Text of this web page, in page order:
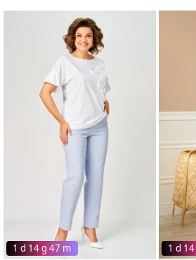
1 d 14 g 47 m 1 d